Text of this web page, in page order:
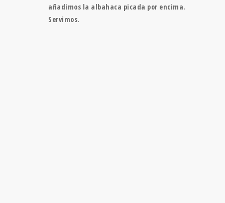
añadimos la albahaca picada por encima.
Servimos.